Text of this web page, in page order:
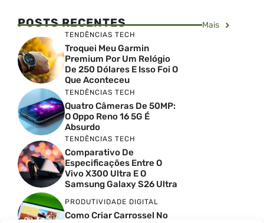
POSTS RECENTES Mais
TENDÊNCIAS TECH
Troquei Meu Garmin
Premium Por Um Relógio
De 250 Dólares E Isso Foi O
Que Aconteceu
TENDÊNCIAS TECH
Quatro Câmeras De 50MP:
O Oppo Reno 16 5G É
Absurdo
TENDÊNCIAS TECH
Comparativo De
Especificações Entre O
Vivo X300 Ultra E O
Samsung Galaxy S26 Ultra
PRODUTIVIDADE DIGITAL
Como Criar Carrossel No